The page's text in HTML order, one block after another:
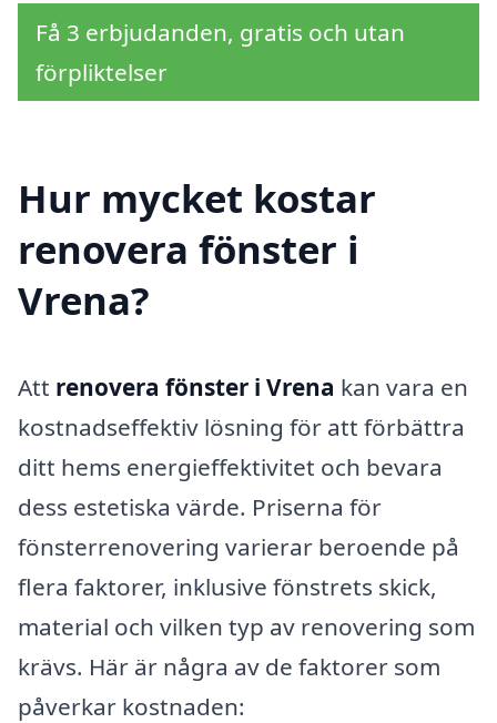
Få 3 erbjudanden, gratis och utan
förpliktelser
Hur mycket kostar
renovera fönster i
Vrena?
Att renovera fönster i Vrena kan vara en
kostnadseffektiv lösning för att förbättra
ditt hems energieffektivitet och bevara
dess estetiska värde. Priserna för
fönsterrenovering varierar beroende på
flera faktorer, inklusive fönstrets skick,
material och vilken typ av renovering som
krävs. Här är några av de faktorer som
påverkar kostnaden: